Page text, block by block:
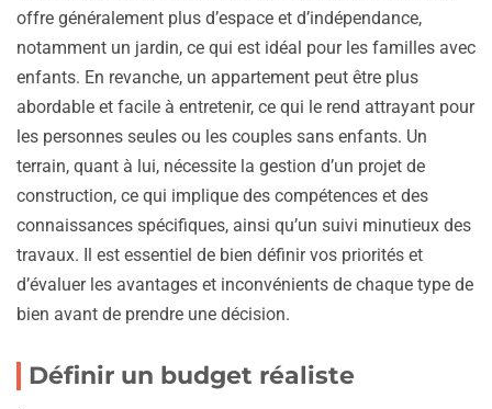
offre généralement plus d’espace et d’indépendance,
notamment un jardin, ce qui est idéal pour les familles avec
enfants. En revanche, un appartement peut être plus
abordable et facile à entretenir, ce qui le rend attrayant pour
les personnes seules ou les couples sans enfants. Un
terrain, quant à lui, nécessite la gestion d’un projet de
construction, ce qui implique des compétences et des
connaissances spécifiques, ainsi qu’un suivi minutieux des
travaux. Il est essentiel de bien définir vos priorités et
d’évaluer les avantages et inconvénients de chaque type de
bien avant de prendre une décision.
Définir un budget réaliste